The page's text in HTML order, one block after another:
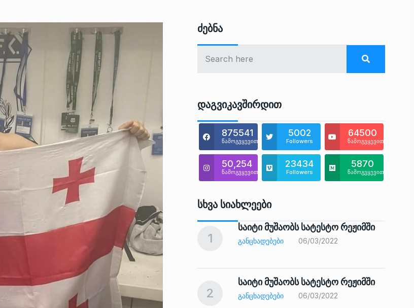
Ძებნა
Დაგვიკავშირდით
875541
წამოგვყევით
5002
Followers
64500
წამოგვყევით
50,254
წამოგვყევით
23434
Followers
5870
წამოგვყევით
Სხვა Სიახლეები
11
ზურაბ აზარაშვილი:
„სოციალურად დაუცველთა
დასაქმების პროგრამაში,…
ᲡᲐᲖᲝᲒᲐᲓᲝᲔᲑᲐ 13/05/2022
12
აბაშის მუნიციპალიტეტი
1
საიტი მუშაობს სატესტო რეჟიმში
ᲒᲐᲜᲪᲮᲐᲓᲔᲑᲔᲑᲘ 06/03/2022
2
საიტი მუშაობს სატესტო რეჟიმში
ᲒᲐᲜᲪᲮᲐᲓᲔᲑᲔᲑᲘ 06/03/2022